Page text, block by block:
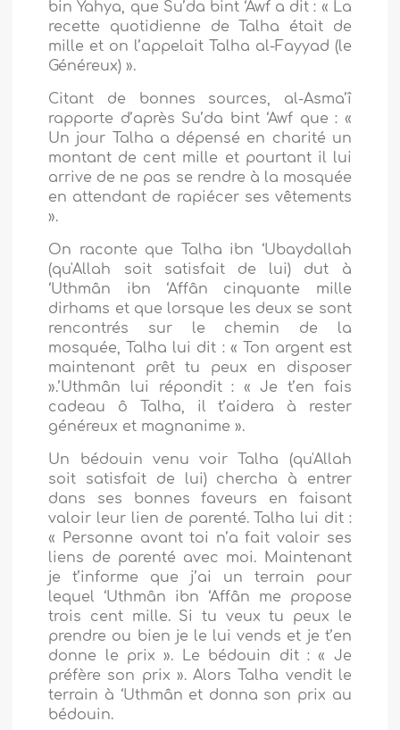
bin Yahya, que Su’da bint ‘Awf a dit : « La
recette quotidienne de Talha était de
mille et on l’appelait Talha al-Fayyad (le
Généreux) ».
Citant de bonnes sources, al-Asma’î
rapporte d’après Su’da bint ‘Awf que : «
Un jour Talha a dépensé en charité un
montant de cent mille et pourtant il lui
arrive de ne pas se rendre à la mosquée
en attendant de rapiécer ses vêtements
».
On raconte que Talha ibn ‘Ubaydallah
(qu'Allah soit satisfait de lui) dut à
‘Uthmân ibn ‘Affân cinquante mille
dirhams et que lorsque les deux se sont
rencontrés sur le chemin de la
mosquée, Talha lui dit : « Ton argent est
maintenant prêt tu peux en disposer
».’Uthmân lui répondit : « Je t’en fais
cadeau ô Talha, il t’aidera à rester
généreux et magnanime ».
Un bédouin venu voir Talha (qu'Allah
soit satisfait de lui) chercha à entrer
dans ses bonnes faveurs en faisant
valoir leur lien de parenté. Talha lui dit :
« Personne avant toi n’a fait valoir ses
liens de parenté avec moi. Maintenant
je t’informe que j’ai un terrain pour
lequel ‘Uthmân ibn ‘Affân me propose
trois cent mille. Si tu veux tu peux le
prendre ou bien je le lui vends et je t’en
donne le prix ». Le bédouin dit : « Je
préfère son prix ». Alors Talha vendit le
terrain à ‘Uthmân et donna son prix au
bédouin.